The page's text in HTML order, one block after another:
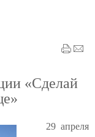
«Сделай
29 апреля